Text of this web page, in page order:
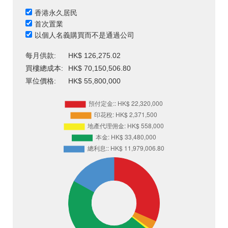
香港永久居民
首次置業
以個人名義購買而不是通過公司
每月供款:
HK$ 126,275.02
買樓總成本:
HK$ 70,150,506.80
單位價格:
HK$ 55,800,000